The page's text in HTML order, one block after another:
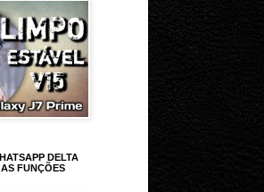
DELTA
FUNÇÕES